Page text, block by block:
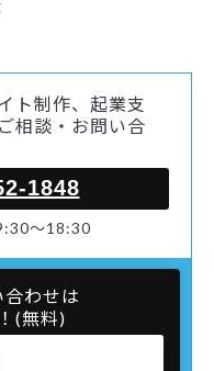
ト制作、起業支
相談・お問い合
1848
～18:30
合わせは
(無料)